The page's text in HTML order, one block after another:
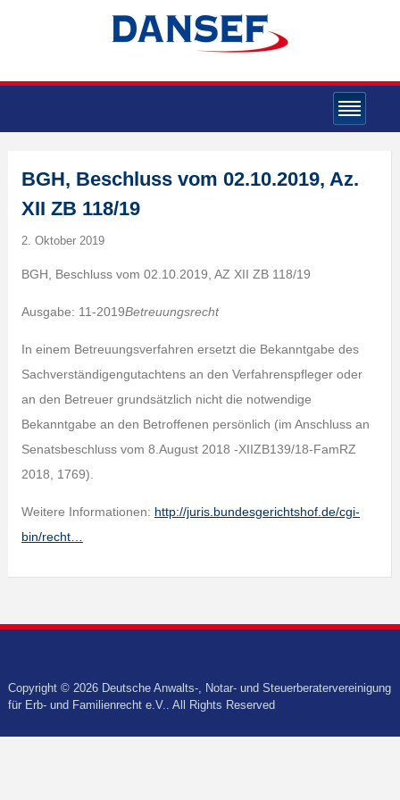
BGH, Beschluss vom 02.10.2019, Az.
XII ZB 118/19
2. Oktober 2019
BGH, Beschluss vom 02.10.2019, AZ XII ZB 118/19
Ausgabe: 11-2019Betreuungsrecht
In einem Betreuungsverfahren ersetzt die Bekanntgabe des
Sachverständigengutachtens an den Verfahrenspfleger oder
an den Betreuer grundsätzlich nicht die notwendige
Bekanntgabe an den Betroffenen persönlich (im Anschluss an
Senatsbeschluss vom 8.August 2018 -XIIZB139/18-FamRZ
2018, 1769).
Weitere Informationen: http://juris.bundesgerichtshof.de/cgi-
bin/recht…
Copyright © 2026 Deutsche Anwalts-, Notar- und Steuerberatervereinigung
für Erb- und Familienrecht e.V.. All Rights Reserved